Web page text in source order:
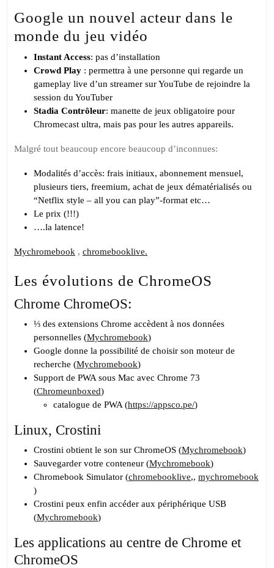
un
révolution
pour
les
Chromebook
Google un nouvel acteur dans le
monde du jeu vidéo
Instant Access: pas d’installation
Crowd Play : permettra à une personne qui regarde un
gameplay live d’un streamer sur YouTube de rejoindre la
session du YouTuber
Stadia Contrôleur: manette de jeux obligatoire pour
Chromecast ultra, mais pas pour les autres appareils.
Malgré tout beaucoup encore beaucoup d’inconnues:
Modalités d’accès: frais initiaux, abonnement mensuel,
plusieurs tiers, freemium, achat de jeux dématérialisés ou
“Netflix style – all you can play”-format etc…
Le prix (!!!)
….la latence!
Mychromebook , chromebooklive.
Les évolutions de ChromeOS
Chrome ChromeOS:
⅓ des extensions Chrome accèdent à nos données
personnelles (Mychromebook)
Google donne la possibilité de choisir son moteur de
recherche (Mychromebook)
Support de PWA sous Mac avec Chrome 73
(Chromeunboxed)
catalogue de PWA (https://appsco.pe/)
Linux, Crostini
Crostini obtient le son sur ChromeOS (Mychromebook)
Sauvegarder votre conteneur (Mychromebook)
Chromebook Simulator (chromebooklive,, mychromebook
)
Crostini peux enfin accéder aux périphérique USB
(Mychromebook)
Les applications au centre de Chrome et
ChromeOS